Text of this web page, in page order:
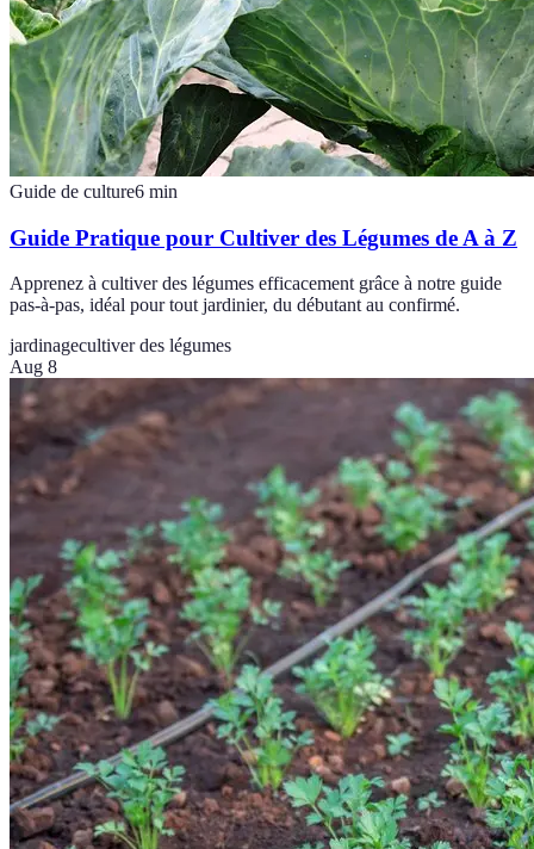
Guide de culture6 min
Guide Pratique pour Cultiver des Légumes de A à Z
Apprenez à cultiver des légumes efficacement grâce à notre guide
pas-à-pas, idéal pour tout jardinier, du débutant au confirmé.
jardinagecultiver des légumes
Aug 8